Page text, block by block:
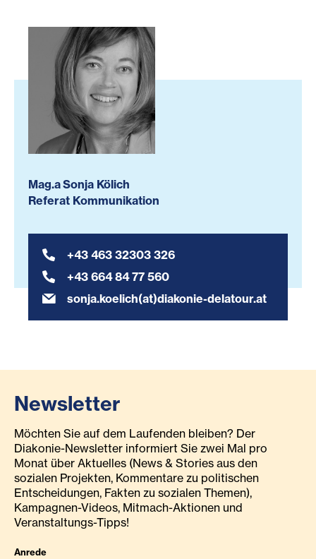
Mag.a Sonja Kölich
Referat Kommunikation
+43 463 32303 326
+43 664 84 77 560
sonja.koelich(at)diakonie-delatour.at
Newsletter
Möchten Sie auf dem Laufenden bleiben? Der
Diakonie-Newsletter informiert Sie zwei Mal pro
Monat über Aktuelles (News & Stories aus den
sozialen Projekten, Kommentare zu politischen
Entscheidungen, Fakten zu sozialen Themen),
Kampagnen-Videos, Mitmach-Aktionen und
Veranstaltungs-Tipps!
Anrede